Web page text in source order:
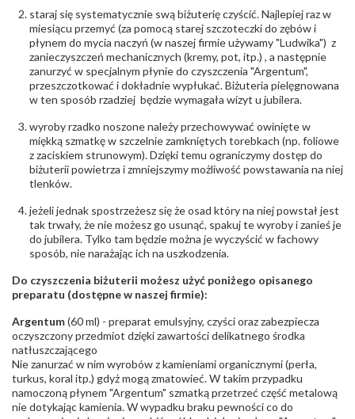
Barwa
Czystość:
POZOSTAŁE KAMIENIE
Rodzaje
kamieni:
Granat
Liczba kamieni:
Granat - 1 szt.
Szlif kamieni
Fasetowy owalny
Masa kamieni
(łącznie)
ok. 0.6 ct.
INNE PARAMETRY
odpowiedzialny:
Suchan, ul. Kurczaba 3, 30-868 Kraków; NIP:
679-25-92-107; sklep@wec.com.pl
Bezpieczeństwo
- rodzaj
Nie nadaje się dla dzieci w wieku poniżej 3 lat
,Elementy w wyrobie wykonane z białego złota
staraj się systematycznie swą biżuterię czyścić. Najlepiej raz w
miesiącu przemyć (za pomocą starej szczoteczki do zębów i
płynem do mycia naczyń (w naszej firmie używamy "Ludwika") z
zanieczyszczeń mechanicznych (kremy, pot, itp.) , a następnie
zanurzyć w specjalnym płynie do czyszczenia "Argentum",
przeszczotkować i dokładnie wypłukać. Biżuteria pielęgnowana
w ten sposób rzadziej będzie wymagała wizyt u jubilera.
wyroby rzadko noszone należy przechowywać owinięte w
miękką szmatkę w szczelnie zamkniętych torebkach (np. foliowe
z zaciskiem strunowym). Dzięki temu ograniczymy dostęp do
biżuterii powietrza i zmniejszymy możliwość powstawania na niej
tlenków.
jeżeli jednak spostrzeżesz się że osad który na niej powstał jest
tak trwały, że nie możesz go usunąć, spakuj te wyroby i zanieś je
do jubilera. Tylko tam będzie można je wyczyścić w fachowy
sposób, nie narażając ich na uszkodzenia.
Do czyszczenia biżuterii możesz użyć poniżego opisanego
preparatu (dostępne w naszej firmie):
Argentum(60 ml) - preparat emulsyjny, czyści oraz zabezpiecza
oczyszczony przedmiot dzięki zawartości delikatnego środka
natłuszczającego
Nie zanurzać w nim wyrobów z kamieniami organicznymi (perła,
turkus, koral itp.) gdyż mogą zmatowieć. W takim przypadku
namoczoną płynem "Argentum" szmatką przetrzeć część metalową
nie dotykając kamienia. W wypadku braku pewności co do